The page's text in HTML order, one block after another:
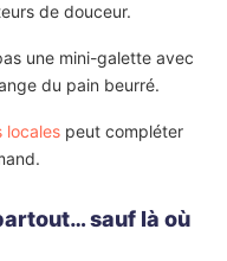
de douceur.
une mini-galette avec
du pain beurré.
locales peut compléter
sauf là où